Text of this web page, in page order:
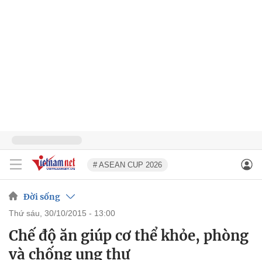
# ASEAN CUP 2026
Đời sống
thứ sáu, 30/10/2015 - 13:00
Chế độ ăn giúp cơ thể khỏe, phòng
và chống ung thư